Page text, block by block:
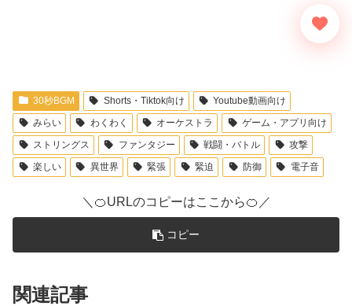
30秒BGM Shorts・Tiktok向け
Youtube動画向け
みらい
わくわく オーケストラ
ゲーム・アプリ向け
ストリングス
ファンタジー 戦闘・バトル
攻撃
楽しい
異世界 緊張 緊迫 防御 電子音
＼🍊URLのコピーはここから🍊／
コピー
関連記事